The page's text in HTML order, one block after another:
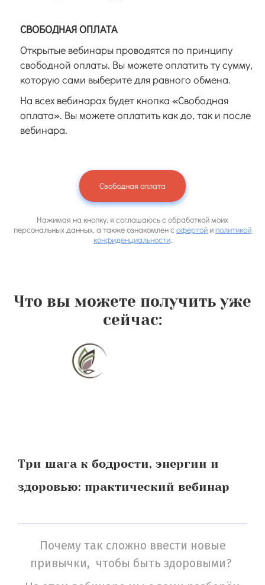
СВОБОДНАЯ ОПЛАТА
Открытые вебинары проводятся по принципу
свободной оплаты. Вы можете оплатить ту сумму,
которую сами выберите для равного обмена.
На всех вебинарах будет кнопка «Свободная
оплата». Вы можете оплатить как до, так и после
вебинара.
Свободная оплата
Нажимая на кнопку, я соглашаюсь с обработкой моих
персональных данных, а также ознакомлен с офертой и политикой
конфиденциальности.
Что вы можете получить уже
сейчас:
Три шага к бодрости, энергии и
здоровью: практический вебинар
Почему так сложно ввести новые
привычки, чтобы быть здоровыми?